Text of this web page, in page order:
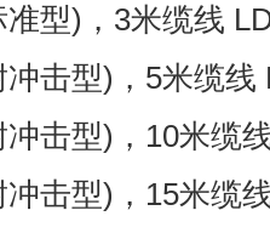
型)，3米缆线
击型)，5米缆线
击型)，10米缆
击型)，15米缆